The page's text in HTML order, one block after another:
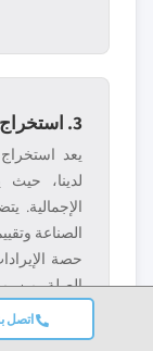
اتصل
3. استخراج البيانات وتحليل السوق
يعد
الإجمالية.
الصناعة
حصة
الصلة من
بيانات
الأولي